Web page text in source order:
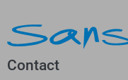
Contact